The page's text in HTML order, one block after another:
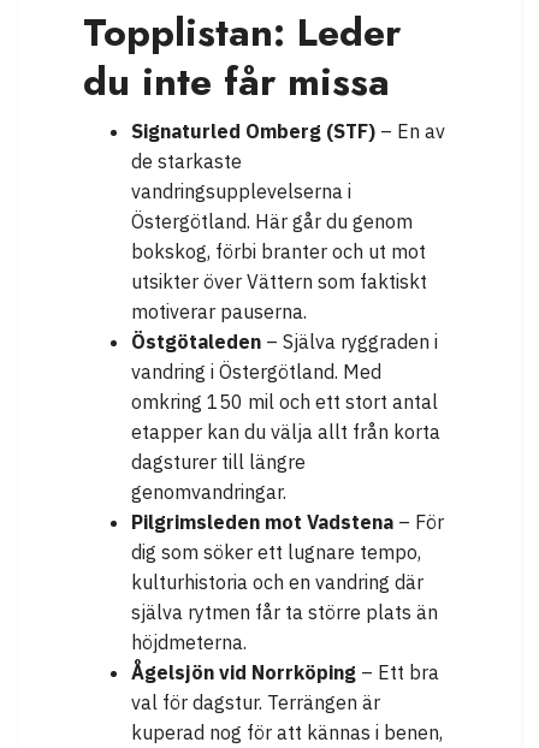
Topplistan: Leder
du inte får missa
Signaturled Omberg (STF) – En av
de starkaste
vandringsupplevelserna i
Östergötland. Här går du genom
bokskog, förbi branter och ut mot
utsikter över Vättern som faktiskt
motiverar pauserna.
Östgötaleden – Själva ryggraden i
vandring i Östergötland. Med
omkring 150 mil och ett stort antal
etapper kan du välja allt från korta
dagsturer till längre
genomvandringar.
Pilgrimsleden mot Vadstena – För
dig som söker ett lugnare tempo,
kulturhistoria och en vandring där
själva rytmen får ta större plats än
höjdmeterna.
Ågelsjön vid Norrköping – Ett bra
val för dagstur. Terrängen är
kuperad nog för att kännas i benen,